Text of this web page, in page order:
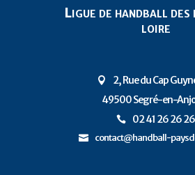
Ligue de handball des
loire
 2, Rue du Cap
49500 Segré-en-
 02 41 26 26 26
 contact@handball-